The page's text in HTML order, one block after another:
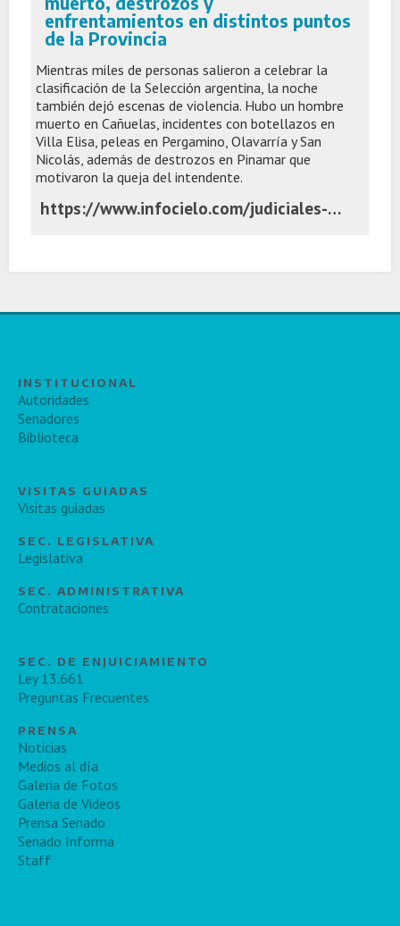
enfrentamientos en distintos puntos
de la Provincia
Mientras miles de personas salieron a celebrar la
clasificación de la Selección argentina, la noche
también dejó escenas de violencia. Hubo un hombre
muerto en Cañuelas, incidentes con botellazos en
Villa Elisa, peleas en Pergamino, Olavarría y San
Nicolás, además de destrozos en Pinamar que
motivaron la queja del intendente.
https://www.infocielo.com/judiciales-y-policiales/la-otra-cara-del-festejo-violencia-un-muerto-destrozos-y-enfrentamientos-en-distintos-puntos-de-la-provincia
INSTITUCIONAL
Autoridades
Senadores
Biblioteca
VISITAS GUIADAS
Visitas guiadas
SEC. LEGISLATIVA
Legislativa
SEC. ADMINISTRATIVA
Contrataciones
SEC. DE ENJUICIAMIENTO
Ley 13.661
Preguntas Frecuentes
PRENSA
Noticias
Medios al día
Galeria de Fotos
Galeria de Videos
Prensa Senado
Senado Informa
Staff